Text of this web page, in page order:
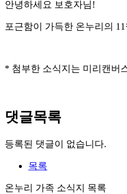
안녕하세요 보호자님!
포근함이 가득한 온누리의
* 첨부한 소식지는 미리캔버
댓글목록
등록된 댓글이 없습니다.
목록
온누리 가족 소식지 목록